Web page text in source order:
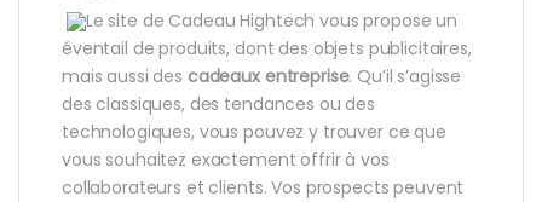
Le site de Cadeau Hightech vous propose un
éventail de produits, dont des objets publicitaires,
mais aussi des cadeaux entreprise. Qu’il s’agisse
des classiques, des tendances ou des
technologiques, vous pouvez y trouver ce que
vous souhaitez exactement offrir à vos
collaborateurs et clients. Vos prospects peuvent